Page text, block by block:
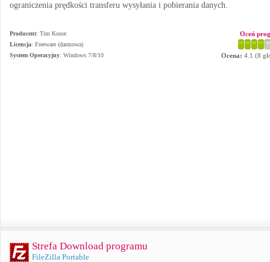
ograniczenia prędkości transferu wysyłania i pobierania danych.
Producent: Tim Kosse
Licencja: Freeware (darmowa)
System Operacyjny: Windows 7/8/10
Oceń
Ocena: 4.1 (8
Strefa Download programu
FileZilla Portable